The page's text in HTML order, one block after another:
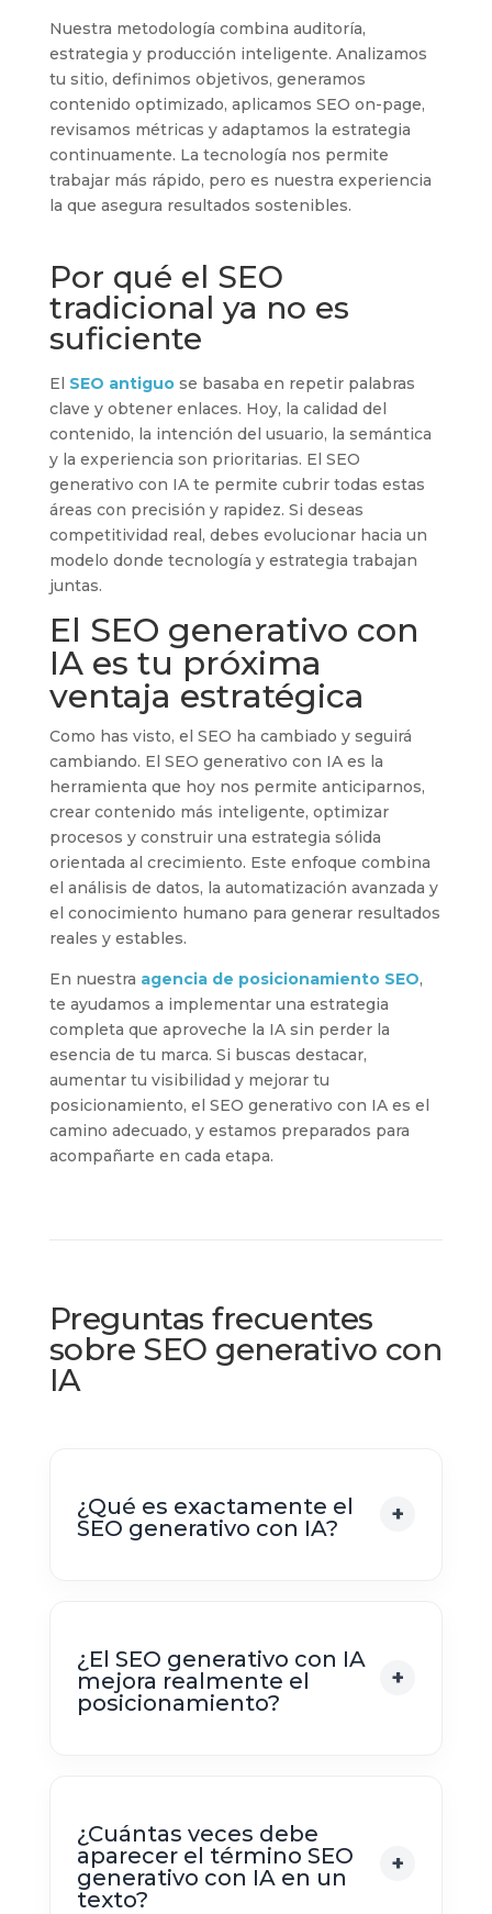
Nuestra metodología combina auditoría,
estrategia y producción inteligente. Analizamos
tu sitio, definimos objetivos, generamos
contenido optimizado, aplicamos SEO on-page,
revisamos métricas y adaptamos la estrategia
continuamente. La tecnología nos permite
trabajar más rápido, pero es nuestra experiencia
la que asegura resultados sostenibles.
Por qué el SEO
tradicional ya no es
suficiente
El SEO antiguose basaba en repetir palabras
clave y obtener enlaces. Hoy, la calidad del
contenido, la intención del usuario, la semántica
y la experiencia son prioritarias. El SEO
generativo con IA te permite cubrir todas estas
áreas con precisión y rapidez. Si deseas
competitividad real, debes evolucionar hacia un
modelo donde tecnología y estrategia trabajan
juntas.
El SEO generativo con
IA es tu próxima
ventaja estratégica
Como has visto, el SEO ha cambiado y seguirá
cambiando. El SEO generativo con IA es la
herramienta que hoy nos permite anticiparnos,
crear contenido más inteligente, optimizar
procesos y construir una estrategia sólida
orientada al crecimiento. Este enfoque combina
el análisis de datos, la automatización avanzada y
el conocimiento humano para generar resultados
reales y estables.
En nuestra agencia de posicionamiento SEO,
te ayudamos a implementar una estrategia
completa que aproveche la IA sin perder la
esencia de tu marca. Si buscas destacar,
aumentar tu visibilidad y mejorar tu
posicionamiento, el SEO generativo con IA es el
camino adecuado, y estamos preparados para
acompañarte en cada etapa.
Preguntas frecuentes
sobre SEO generativo con
IA
¿Qué es exactamente el
SEO generativo con IA?
¿El SEO generativo con IA
mejora realmente el
posicionamiento?
¿Cuántas veces debe
aparecer el término SEO
generativo con IA en un
texto?